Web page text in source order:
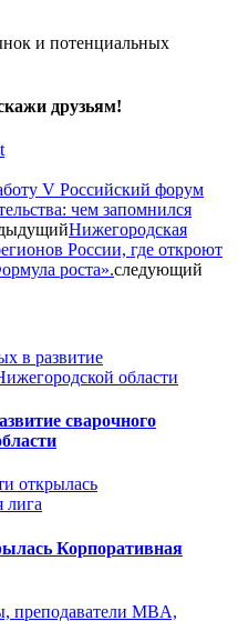
и потенциальных
друзьям!
V Российский форум
чем запомнился
Нижегородская
России, где откроют
роста».следующий
сварочного
Корпоративная